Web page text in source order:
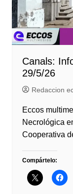
Canals:
29/5/26
Redaccion
Eccos
Necrológica
Cooperativa
Compártelo: